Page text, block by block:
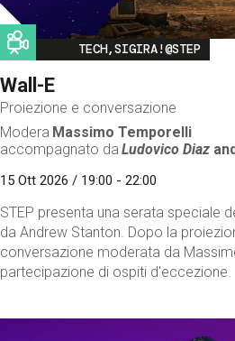
Image
TECH,SIGIRA!@STEP
Wall-E
Proiezione e conversazione
Modera Massimo Temporelli
accompagnato da Ludovico Diaz
15 Ott 2026 / 19:00 - 22:00
STEP presenta una serata speciale
da Andrew Stanton. Dopo la
conversazione moderata da
partecipazione di ospiti d'eccezione.